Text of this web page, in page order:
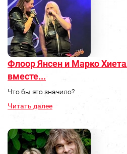
Флоор Янсен и Марко
вместе...
Что бы это значило?
Читать далее